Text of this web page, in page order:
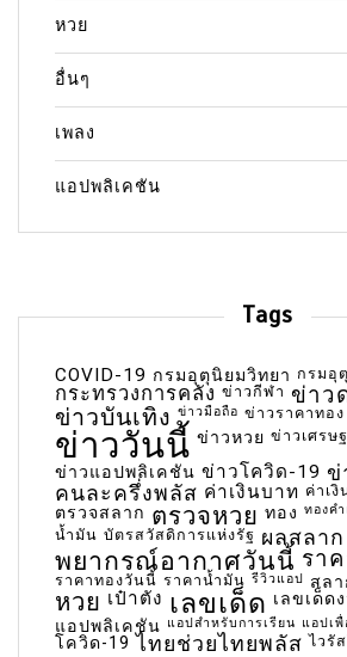
หวย
อื่นๆ
เพลง
แอปพลิเคชัน
Tags
COVID-19 กรมอุตุนิยมวิทยา กรมอุ
กระทรวงการคลัง ข่าวกีฬา ข่าว
ข่าวบันเทิง ข่าวมือถือ ข่าวราคาทอง
ข่าววันนี้ ข่าวหวย ข่าวเศรษ
ข่าวแอปพลิเคชัน ข่าวโควิด-19 ข่
คนละครึ่งพลัส ค่าเงินบาท ค่าเ
ตรวจสลาก ตรวจหวย ทอง ทองค
น้ำมัน บัตรสวัสดิการแห่งรัฐ ผลสลาก
พยากรณ์อากาศวันนี้ รา
ราคาทองวันนี้ ราคาน้ำมัน รีวิวแอป สล
หวย เป๋าตัง เลขเด็ด เลขเด็ด
แอปพลิเคชัน แอปสำหรับการเรียน แอปเ
โควิด-19 ไทยช่วยไทยพลัส ไวรั